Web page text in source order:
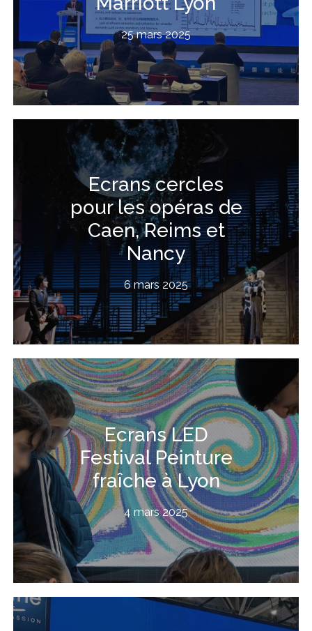
25 mars 2025
Ecrans cercles
pour les opéras de
Caen, Reims et
Nancy
6 mars 2025
Ecrans LED
Festival Peinture
fraîche à Lyon
4 mars 2025